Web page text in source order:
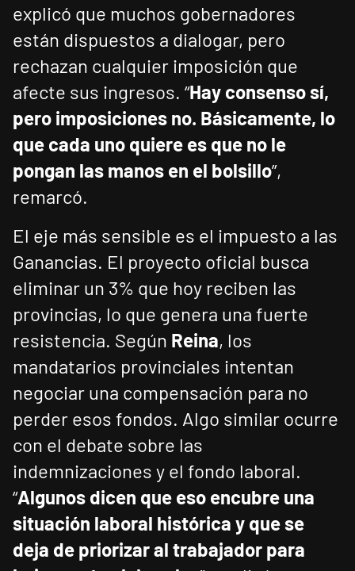
explicó que muchos gobernadores
están dispuestos a dialogar, pero
rechazan cualquier imposición que
afecte sus ingresos. “Hay consenso sí,
pero imposiciones no. Básicamente, lo
que cada uno quiere es que no le
pongan las manos en el bolsillo”,
remarcó.
El eje más sensible es el impuesto a las
Ganancias. El proyecto oficial busca
eliminar un 3% que hoy reciben las
provincias, lo que genera una fuerte
resistencia. Según Reina, los
mandatarios provinciales intentan
negociar una compensación para no
perder esos fondos. Algo similar ocurre
con el debate sobre las
indemnizaciones y el fondo laboral.
“Algunos dicen que eso encubre una
situación laboral histórica y que se
deja de priorizar al trabajador para